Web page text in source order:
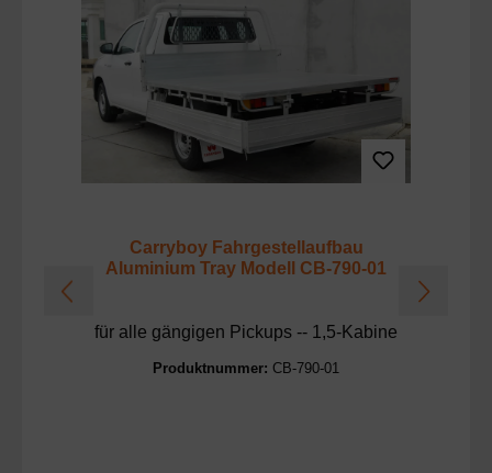
Carryboy Fahrgestellaufbau
Aluminium Tray Modell CB-790-01
für alle gängigen Pickups -- 1,5-Kabine
Produktnummer: CB-790-01